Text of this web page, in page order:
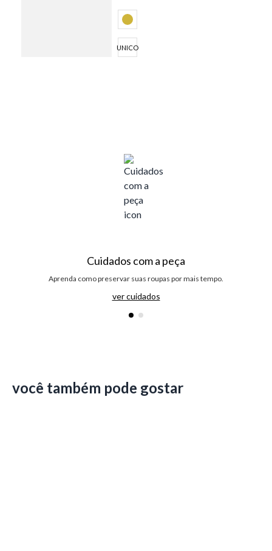
UNICO
Cuidados com a peça
Aprenda como preservar suas roupas por mais tempo.
ver cuidados
você também pode gostar